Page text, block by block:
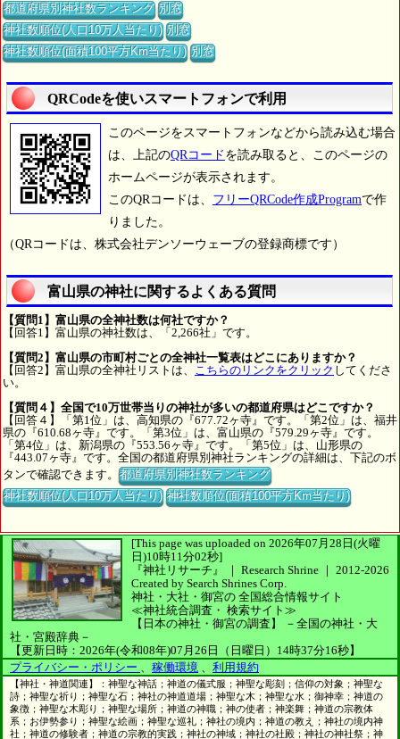
都道府県別神社数ランキング 別窓
神社数順位(人口10万人当たり) 別窓
神社数順位(面積100平方Km当たり) 別窓
QRCodeを使いスマートフォンで利用
このページをスマートフォンなどから読み込む場合
は、上記のQRコード を読み取ると、このページの
ホームページが表示されます。
このQRコードは、 フリーQRCode作成Programで作
りました。
（QRコードは、株式会社デンソーウェーブの登録商標です）
富山県の神社に関するよくある質問
【質問1】富山県の全神社数は何社ですか？
【回答1】富山県の神社数は、「2,266社」です。
【質問2】富山県の市町村ごとの全神社一覧表はどこにありますか？
【回答2】富山県の全神社リストは、 こちらのリンクをクリック してくださ
い。
【質問４】全国で10万世帯当りの神社が多いの都道府県はどこですか？
【回答４】「第1位」は、高知県の『677.72ヶ寺』です。「第2位」は、福井
県の『610.68ヶ寺』です。「第3位」は、富山県の『579.29ヶ寺』です。
「第4位」は、新潟県の『553.56ヶ寺』です。「第5位」は、山形県の
『443.07ヶ寺』です。全国の都道府県別神社ランキングの詳細は、下記のボ
タンで確認できます。都道府県別神社数ランキング
神社数順位(人口10万人当たり) 神社数順位(面積100平方Km当たり)
[This page was uploaded on 2026年07月28日(火曜
日)10時11分02秒]
『神社リサーチ』 ｜ Research Shrine ｜ 2012-2026
Created by Search Shrines Corp.
神社・大社・御宮の 全国総合情報サイト
≪神社統合調査・ 検索サイト≫
【日本の神社・御宮の調査】
－全国の神社・大
社・宮殿辞典－
【更新日時：2026年(令和08年)07月26日（日曜日）14時37分16秒】
プライバシー・ポリシー 、 稼働環境 、 利用規約
【神社・神道関連】：神聖な神話；神道の儀式服；神聖な彫刻；信仰の対象；神聖な
詩；神聖な祈り；神聖な石；神社の神道道場；神聖な木；神聖な水；御神幸；神道の
象徴；神聖な木彫り；神聖な場所；神道の神職；神の使者；神楽舞；神道の宗教体
系；お伊勢参り；神聖な絵画；神聖な巡礼；神社の境内；神道の教え；神社の境内神
社；神道の修験者；神道の宗教的実践；神社の神域；神社の社殿；神社の神社祭；神